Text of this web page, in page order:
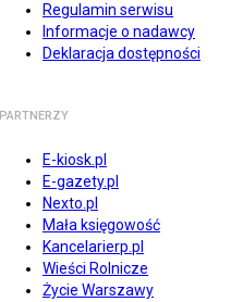
Regulamin serwisu
Informacje o nadawcy
Deklaracja dostępności
PARTNERZY
E-kiosk.pl
E-gazety.pl
Nexto.pl
Mała księgowość
Kancelarierp.pl
Wieści Rolnicze
Życie Warszawy